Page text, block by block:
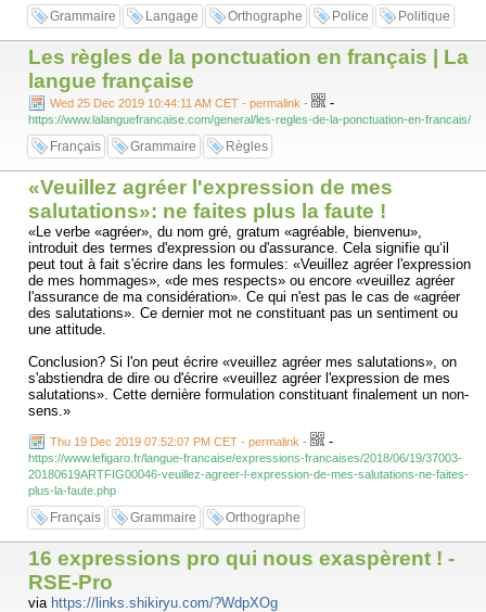
Grammaire Langage Orthographe Police Politique
Les règles de la ponctuation en français | La
langue française
Wed 25 Dec 2019 10:44:11 AM CET - permalink - -
https://www.lalanguefrancaise.com/general/les-regles-de-la-ponctuation-en-francais/
Français Grammaire Règles
«Veuillez agréer l'expression de mes
salutations»: ne faites plus la faute !
«Le verbe «agréer», du nom gré, gratum «agréable, bienvenu»,
introduit des termes d'expression ou d'assurance. Cela signifie qu‘il
peut tout à fait s'écrire dans les formules: «Veuillez agréer l'expression
de mes hommages», «de mes respects» ou encore «veuillez agréer
l'assurance de ma considération». Ce qui n'est pas le cas de «agréer
des salutations». Ce dernier mot ne constituant pas un sentiment ou
une attitude.
Conclusion? Si l'on peut écrire «veuillez agréer mes salutations», on
s'abstiendra de dire ou d'écrire «veuillez agréer l'expression de mes
salutations». Cette dernière formulation constituant finalement un non-
sens.»
Thu 19 Dec 2019 07:52:07 PM CET - permalink - -
https://www.lefigaro.fr/langue-francaise/expressions-francaises/2018/06/19/37003-
20180619ARTFIG00046-veuillez-agreer-l-expression-de-mes-salutations-ne-faites-
plus-la-faute.php
Français Grammaire Orthographe
16 expressions pro qui nous exaspèrent ! -
RSE-Pro
via https://links.shikiryu.com/?WdpXOg